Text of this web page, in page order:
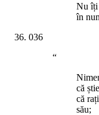
Nu îți
în
036
“
că
că
său;